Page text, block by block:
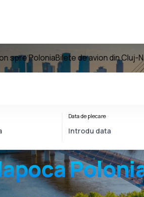
spre PoloniaBilete de avion din Cluj-
Data de plecare